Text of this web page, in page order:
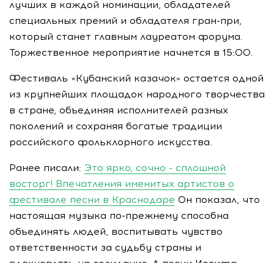
лучших в каждой номинации, обладателей
специальных премий и обладателя гран-при,
который станет главным лауреатом форума.
Торжественное мероприятие начнется в 15:00.
Фестиваль «Кубанский казачок» остается одной
из крупнейших площадок народного творчества
в стране, объединяя исполнителей разных
поколений и сохраняя богатые традиции
российского фольклорного искусства.
Ранее писали: Это ярко, сочно - сплошной
восторг! Впечатления именитых артистов о
фестивале песни в Краснодаре Он показал, что
настоящая музыка по-прежнему способна
объединять людей, воспитывать чувство
ответственности за судьбу страны и